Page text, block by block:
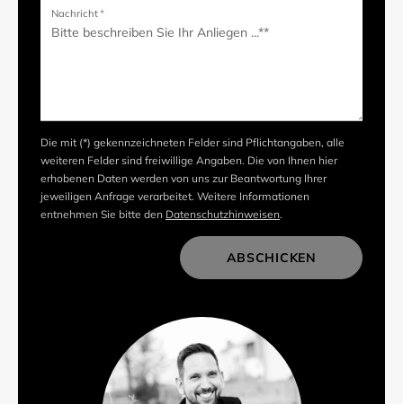
Nachricht*
Die mit (*) gekennzeichneten Felder sind Pflichtangaben, alle
weiteren Felder sind freiwillige Angaben. Die von Ihnen hier
erhobenen Daten werden von uns zur Beantwortung Ihrer
jeweiligen Anfrage verarbeitet. Weitere Informationen
entnehmen Sie bitte den Datenschutzhinweisen.
ABSCHICKEN